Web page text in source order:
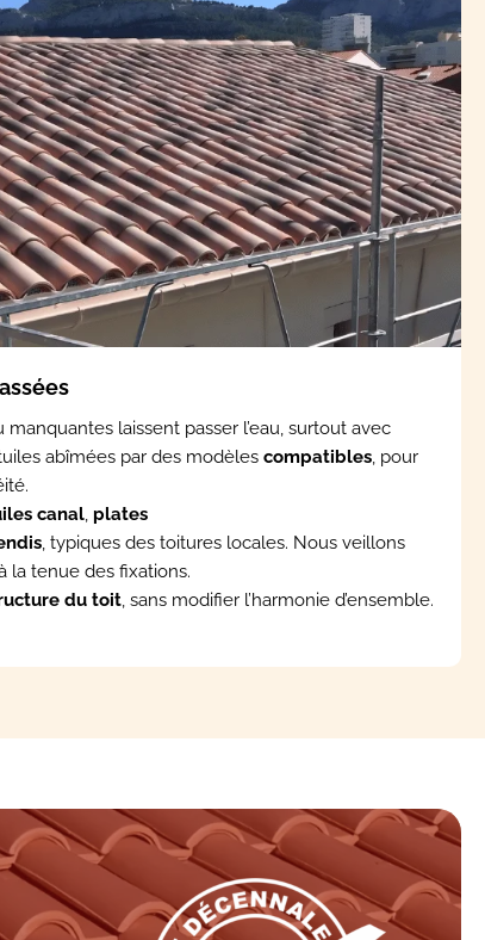
manquantes laissent passer l’eau, surtout avec
abîmées par des modèles compatibles, pour
canal, plates
, typiques des toitures locales. Nous veillons
la tenue des fixations.
du toit, sans modifier l’harmonie d’ensemble.